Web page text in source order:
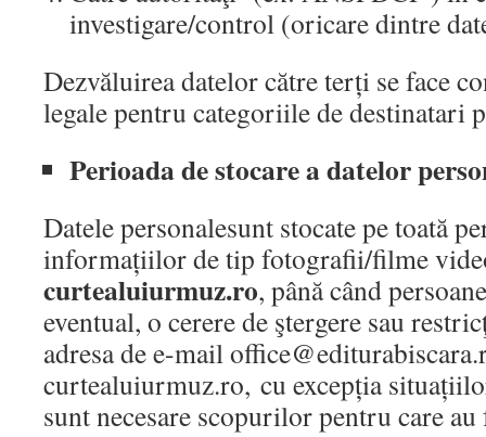
investigare/control (oricare dintre
Dezvăluirea datelor către terți se face
legale pentru categoriile de destinatari
Perioada de stocare a datelor
Datele personalesunt stocate pe toată
informațiilor de tip fotografii/filme
curtealuiurmuz.ro, până când
eventual, o cerere de ştergere sau
adresa de e-mail
curtealuiurmuz.ro, cu excepția
sunt necesare scopurilor pentru care